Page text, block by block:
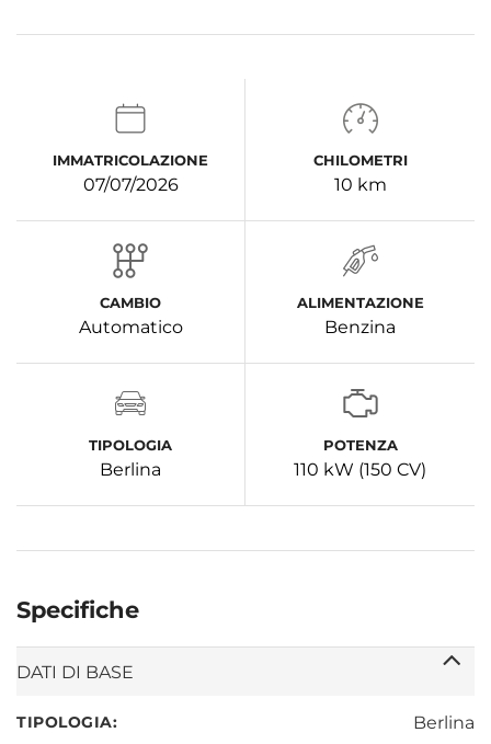
IMMATRICOLAZIONE
07/07/2026
CHILOMETRI
10 km
CAMBIO
Automatico
ALIMENTAZIONE
Benzina
TIPOLOGIA
Berlina
POTENZA
110 kW (150 CV)
Specifiche
DATI DI BASE
TIPOLOGIA: Berlina